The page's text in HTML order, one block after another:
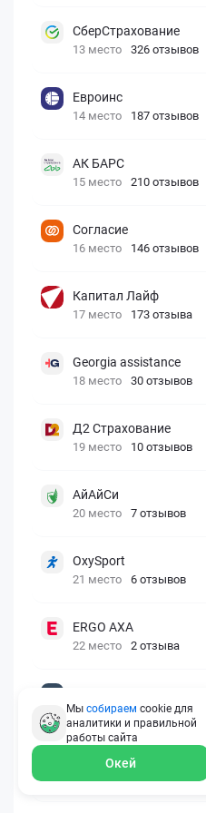
СберСтрахование
13 место 326 отзывов
Евроинс
14 место 187 отзывов
АК БАРС
15 место 210 отзывов
Согласие
16 место 146 отзывов
Капитал Лайф
17 место 173 отзыва
Georgia assistance
18 место 30 отзывов
Д2 Страхование
19 место 10 отзывов
АйАйСи
20 место 7 отзывов
OxySport
21 место 6 отзывов
ERGO AXA
22 место 2 отзыва
23 место 1 отзыв
УралСиб
Мы собираем cookie для
аналитики и правильной
работы сайта
Окей